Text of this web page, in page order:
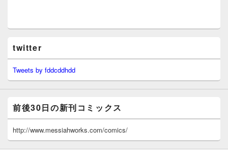
twitter
Tweets by fddcddhdd
前後30日の新刊コミックス
http://www.messiahworks.com/comics/